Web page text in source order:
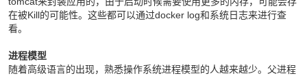
在被Kill的可能性。这些都可以通过docker log和系统日志来进行查
看。
进程模型
随着高级语言的出现，熟悉操作系统进程模型的人越来越少。父进程